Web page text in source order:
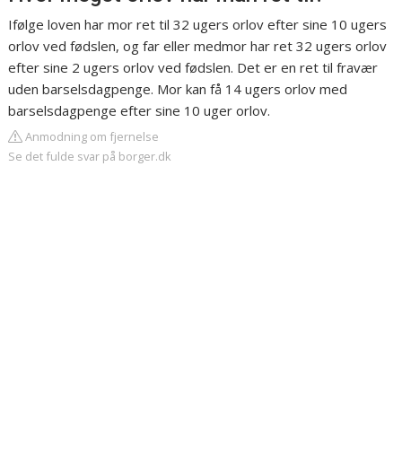
Ifølge loven har mor ret til 32 ugers orlov efter sine 10 ugers
orlov ved fødslen, og far eller medmor har ret 32 ugers orlov
efter sine 2 ugers orlov ved fødslen. Det er en ret til fravær
uden barselsdagpenge. Mor kan få 14 ugers orlov med
barselsdagpenge efter sine 10 uger orlov.
Anmodning om fjernelse
Se det fulde svar på borger.dk